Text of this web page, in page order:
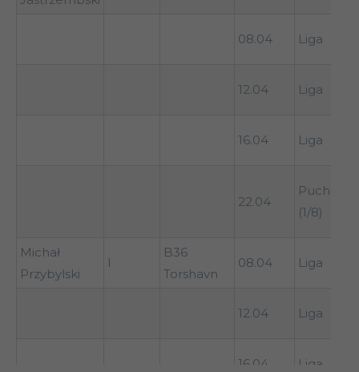
08.04 Liga
12.04 Liga
16.04 Liga
22.04
Puchar
(1/8)
Michał
Przybylski
I
B36
Torshavn
08.04 Liga
12.04 Liga
16.04 Liga